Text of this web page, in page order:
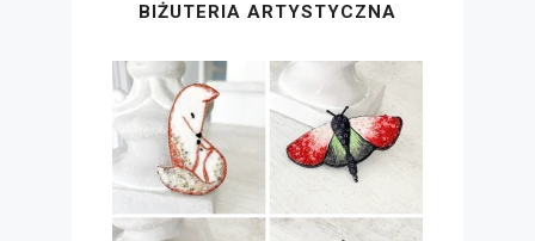
BIŻUTERIA ARTYSTYCZNA